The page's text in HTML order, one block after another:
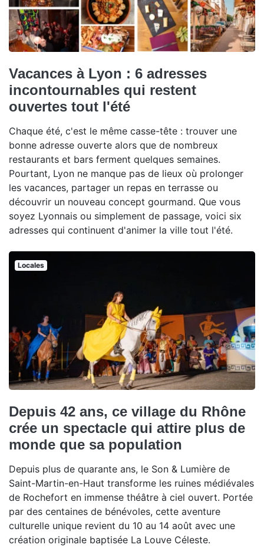
Vacances à Lyon : 6 adresses
incontournables qui restent
ouvertes tout l'été
Chaque été, c'est le même casse-tête : trouver une
bonne adresse ouverte alors que de nombreux
restaurants et bars ferment quelques semaines.
Pourtant, Lyon ne manque pas de lieux où prolonger
les vacances, partager un repas en terrasse ou
découvrir un nouveau concept gourmand. Que vous
soyez Lyonnais ou simplement de passage, voici six
adresses qui continuent d'animer la ville tout l'été.
Locales
Depuis 42 ans, ce village du Rhône
crée un spectacle qui attire plus de
monde que sa population
Depuis plus de quarante ans, le Son & Lumière de
Saint-Martin-en-Haut transforme les ruines médiévales
de Rochefort en immense théâtre à ciel ouvert. Portée
par des centaines de bénévoles, cette aventure
culturelle unique revient du 10 au 14 août avec une
création originale baptisée La Louve Céleste.